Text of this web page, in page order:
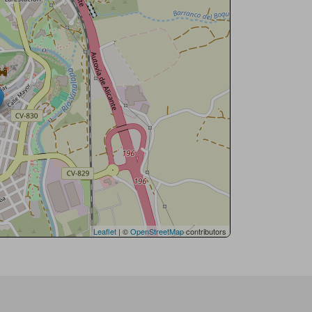
Leaflet | ©OpenStreetMapcontributors